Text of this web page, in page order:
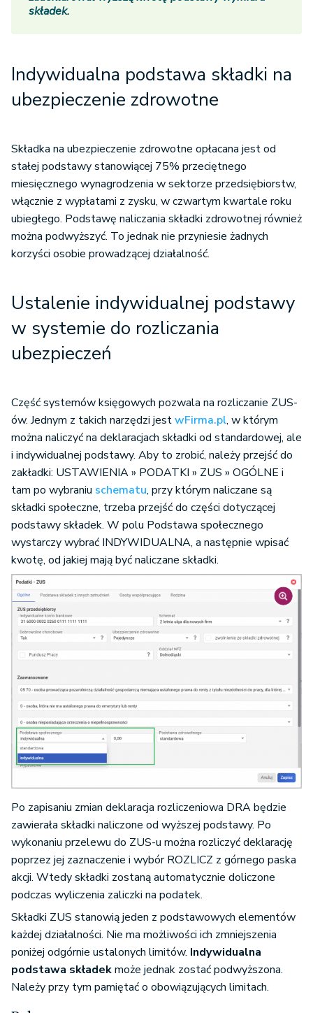
składek.
Indywidualna podstawa składki na
ubezpieczenie zdrowotne
Składka na ubezpieczenie zdrowotne opłacana jest od
stałej podstawy stanowiącej 75% przeciętnego
miesięcznego wynagrodzenia w sektorze przedsiębiorstw,
włącznie z wypłatami z zysku, w czwartym kwartale roku
ubiegłego. Podstawę naliczania składki zdrowotnej również
można podwyższyć. To jednak nie przyniesie żadnych
korzyści osobie prowadzącej działalność.
Ustalenie indywidualnej podstawy
w systemie do rozliczania
ubezpieczeń
Część systemów księgowych pozwala na rozliczanie ZUS-
ów. Jednym z takich narzędzi jestwFirma.pl, w którym
można naliczyć na deklaracjach składki od standardowej, ale
i indywidualnej podstawy. Aby to zrobić, należy przejść do
zakładki: USTAWIENIA » PODATKI » ZUS » OGÓLNE i
tam po wybraniu schematu, przy którym naliczane są
składki społeczne, trzeba przejść do części dotyczącej
podstawy składek. W polu Podstawa społecznego
wystarczy wybrać INDYWIDUALNA, a następnie wpisać
kwotę, od jakiej mają być naliczane składki.
Po zapisaniu zmian deklaracja rozliczeniowa DRA będzie
zawierała składki naliczone od wyższej podstawy. Po
wykonaniu przelewu do ZUS-u można rozliczyć deklarację
poprzez jej zaznaczenie i wybór ROZLICZ z górnego paska
akcji. Wtedy składki zostaną automatycznie doliczone
podczas wyliczenia zaliczki na podatek.
Składki ZUS stanowią jeden z podstawowych elementów
każdej działalności. Nie ma możliwości ich zmniejszenia
poniżej odgórnie ustalonych limitów. Indywidualna
podstawa składekmoże jednak zostać podwyższona.
Należy przy tym pamiętać o obowiązujących limitach.